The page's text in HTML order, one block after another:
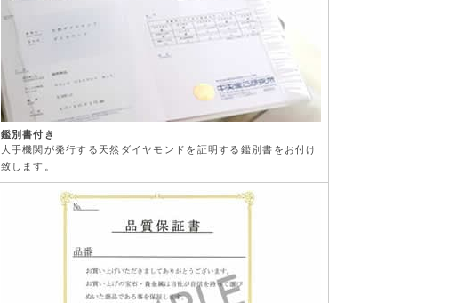
鑑別書付き
大手機関が発行する天然ダイヤモンドを証明する鑑別書をお付け
致します。